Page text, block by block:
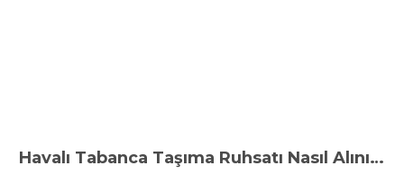
Havalı Tabanca Taşıma Ruhsatı Nasıl Alınır? 2025 Rehberi